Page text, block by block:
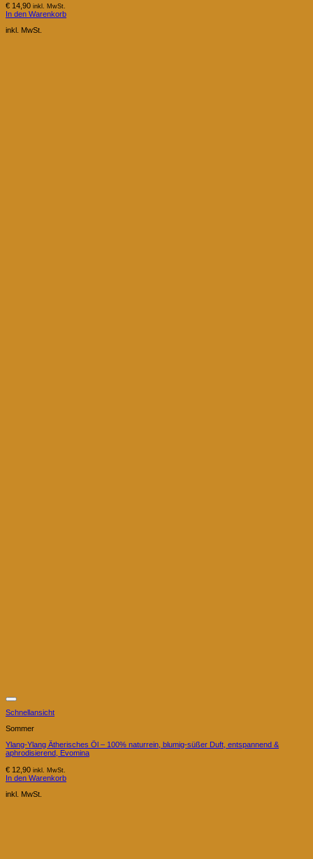
€ 14,90 inkl. MwSt.
In den Warenkorb
inkl. MwSt.
Schnellansicht
Sommer
Ylang-Ylang Ätherisches Öl – 100% naturrein, blumig-süßer Duft, entspannend &
aphrodisierend, Evomina
€ 12,90 inkl. MwSt.
In den Warenkorb
inkl. MwSt.